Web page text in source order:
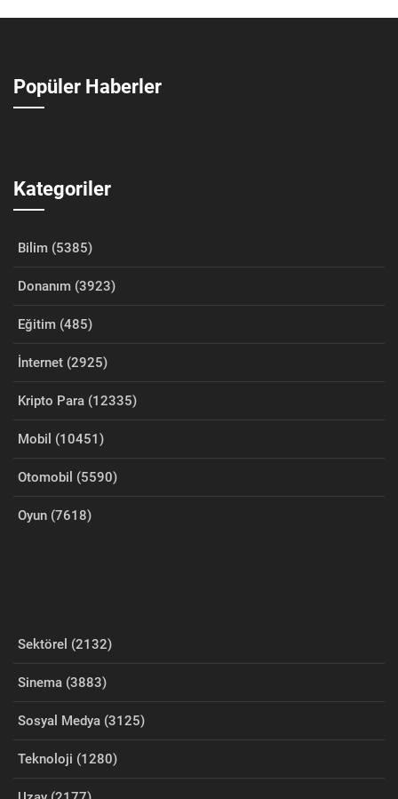
Popüler Haberler
Kategoriler
Bilim (5385)
Donanım (3923)
Eğitim (485)
İnternet (2925)
Kripto Para (12335)
Mobil (10451)
Otomobil (5590)
Oyun (7618)
Sektörel (2132)
Sinema (3883)
Sosyal Medya (3125)
Teknoloji (1280)